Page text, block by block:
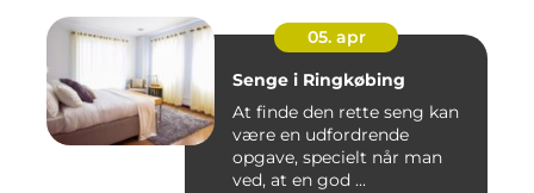
05. apr
Senge i Ringkøbing
At finde den rette seng kan
være en udfordrende
opgave, specielt når man
ved, at en god ...